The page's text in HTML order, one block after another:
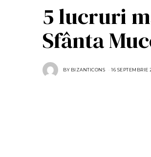
5 lucruri
Sfânta
BY BIZANTICONS 16 SEPTEMBRIE